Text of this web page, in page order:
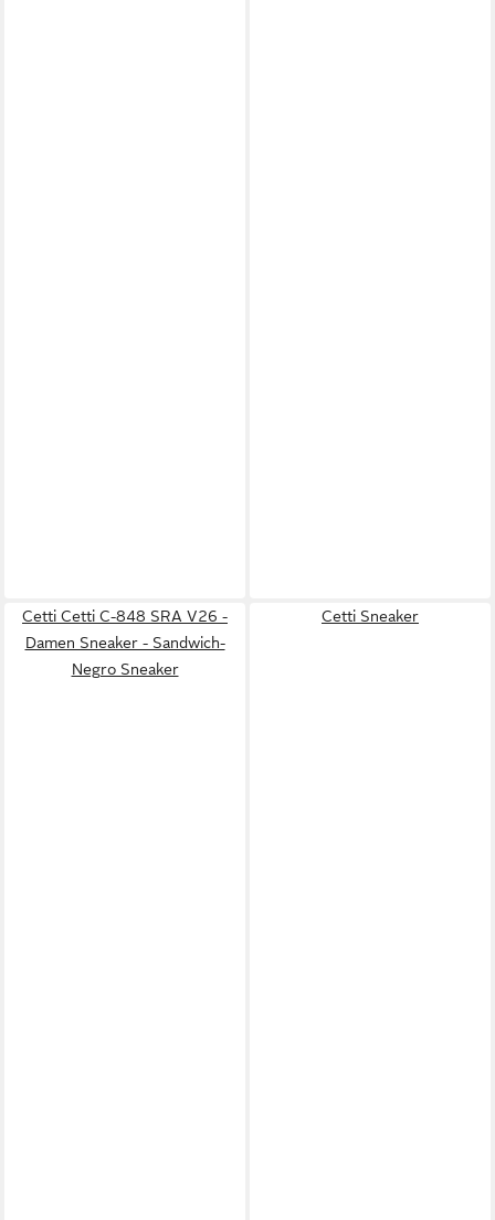
Cetti Cetti C-848 SRA V26 -
Damen Sneaker - Sandwich-
Negro Sneaker
Cetti Sneaker